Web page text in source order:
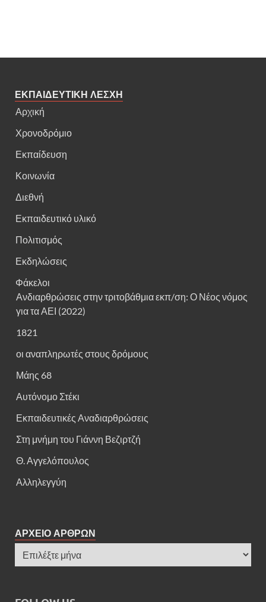
ΕΚΠΑΙΔΕΥΤΙΚΗ ΛΕΣΧΗ
Αρχική
Χρονοδρόμιο
Εκπαίδευση
Κοινωνία
Διεθνή
Εκπαιδευτικό υλικό
Πολιτισμός
Εκδηλώσεις
Φάκελοι
Ανδιαρθρώσεις στην τριτοβάθμια εκπ/ση: Ο Νέος νόμος
για τα ΑΕΙ (2022)
1821
οι αναπληρωτές στους δρόμους
Μάης 68
Αυτόνομο Στέκι
Εκπαιδευτικές Αναδιαρθρώσεις
Στη μνήμη του Γιάννη Βεζιρτζή
Θ. Αγγελόπουλος
Αλληλεγγύη
ΑΡΧΕΙΟ ΑΡΘΡΩΝ